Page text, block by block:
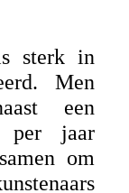
sterk in
Men
een
per jaar
om